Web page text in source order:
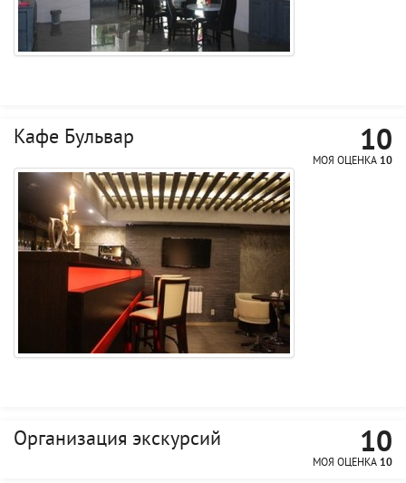
Кафе Бульвар 10
МОЯ ОЦЕНКА 10
Организация экскурсий 10
МОЯ ОЦЕНКА 10